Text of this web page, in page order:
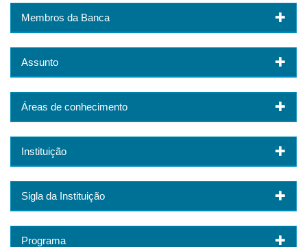
Membros da Banca
Assunto
Áreas de conhecimento
Instituição
Sigla da Instituição
Programa